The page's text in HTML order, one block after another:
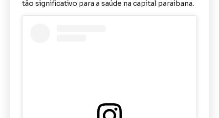
tão significativo para a saúde na capital paraibana.